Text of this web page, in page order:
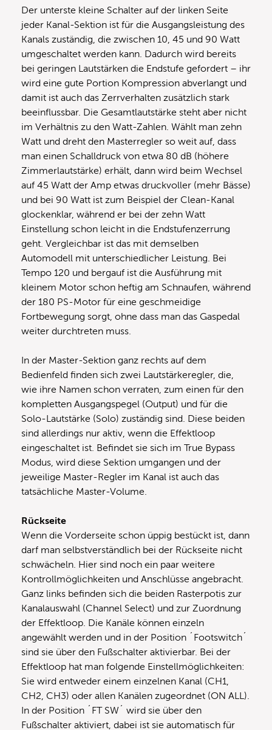
Der unterste kleine Schalter auf der linken Seite
jeder Kanal-Sektion ist für die Ausgangsleistung des
Kanals zuständig, die zwischen 10, 45 und 90 Watt
umgeschaltet werden kann. Dadurch wird bereits
bei geringen Lautstärken die Endstufe gefordert – ihr
wird eine gute Portion Kompression abverlangt und
damit ist auch das Zerrverhalten zusätzlich stark
beeinflussbar. Die Gesamtlautstärke steht aber nicht
im Verhältnis zu den Watt-Zahlen. Wählt man zehn
Watt und dreht den Masterregler so weit auf, dass
man einen Schalldruck von etwa 80 dB (höhere
Zimmerlautstärke) erhält, dann wird beim Wechsel
auf 45 Watt der Amp etwas druckvoller (mehr Bässe)
und bei 90 Watt ist zum Beispiel der Clean-Kanal
glockenklar, während er bei der zehn Watt
Einstellung schon leicht in die Endstufenzerrung
geht. Vergleichbar ist das mit demselben
Automodell mit unterschiedlicher Leistung. Bei
Tempo 120 und bergauf ist die Ausführung mit
kleinem Motor schon heftig am Schnaufen, während
der 180 PS-Motor für eine geschmeidige
Fortbewegung sorgt, ohne dass man das Gaspedal
weiter durchtreten muss.
In der Master-Sektion ganz rechts auf dem
Bedienfeld finden sich zwei Lautstärkeregler, die,
wie ihre Namen schon verraten, zum einen für den
kompletten Ausgangspegel (Output) und für die
Solo-Lautstärke (Solo) zuständig sind. Diese beiden
sind allerdings nur aktiv, wenn die Effektloop
eingeschaltet ist. Befindet sie sich im True Bypass
Modus, wird diese Sektion umgangen und der
jeweilige Master-Regler im Kanal ist auch das
tatsächliche Master-Volume.
Rückseite
Wenn die Vorderseite schon üppig bestückt ist, dann
darf man selbstverständlich bei der Rückseite nicht
schwächeln. Hier sind noch ein paar weitere
Kontrollmöglichkeiten und Anschlüsse angebracht.
Ganz links befinden sich die beiden Rasterpotis zur
Kanalauswahl (Channel Select) und zur Zuordnung
der Effektloop. Die Kanäle können einzeln
angewählt werden und in der Position ´Footswitch´
sind sie über den Fußschalter aktivierbar. Bei der
Effektloop hat man folgende Einstellmöglichkeiten:
Sie wird entweder einem einzelnen Kanal (CH1,
CH2, CH3) oder allen Kanälen zugeordnet (ON ALL).
In der Position ´FT SW´ wird sie über den
Fußschalter aktiviert, dabei ist sie automatisch für